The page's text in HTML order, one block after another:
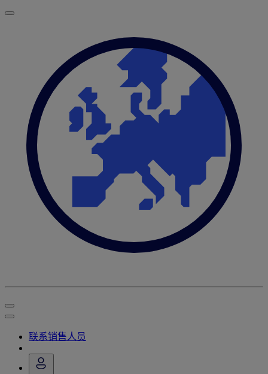
联系销售人员